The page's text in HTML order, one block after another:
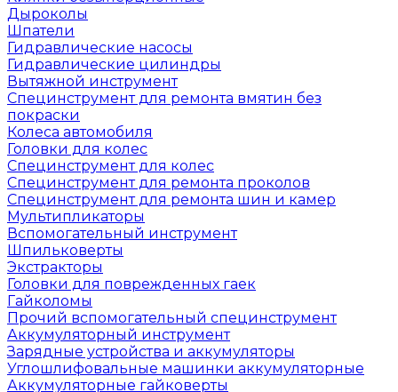
Дыроколы
Шпатели
Гидравлические насосы
Гидравлические цилиндры
Вытяжной инструмент
Специнструмент для ремонта вмятин без
покраски
Колеса автомобиля
Головки для колес
Специнструмент для колес
Специнструмент для ремонта проколов
Специнструмент для ремонта шин и камер
Мультипликаторы
Вспомогательный инструмент
Шпильковерты
Экстракторы
Головки для поврежденных гаек
Гайколомы
Прочий вспомогательный специнструмент
Аккумуляторный инструмент
Зарядные устройства и аккумуляторы
Углошлифовальные машинки аккумуляторные
Аккумуляторные гайковерты